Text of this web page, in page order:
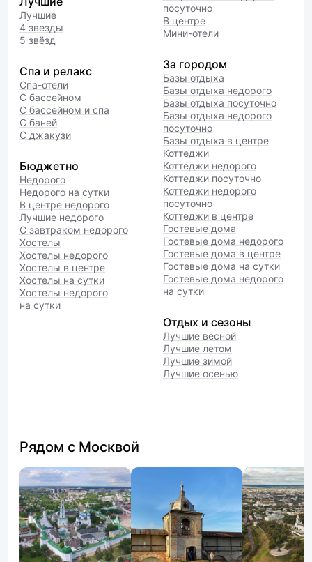
Лучшие
4 звезды
5 звёзд
Спа и релакс
Спа-отели
С бассейном
С бассейном и спа
С баней
С джакузи
Бюджетно
Недорого
Недорого на сутки
В центре недорого
Лучшие недорого
С завтраком недорого
Хостелы
Хостелы недорого
Хостелы в центре
Хостелы на сутки
Хостелы недорого
на сутки
посуточно
В центре
Мини-отели
За городом
Базы отдыха
Базы отдыха недорого
Базы отдыха посуточно
Базы отдыха недорого
посуточно
Базы отдыха в центре
Коттеджи
Коттеджи недорого
Коттеджи посуточно
Коттеджи недорого
посуточно
Коттеджи в центре
Гостевые дома
Гостевые дома недорого
Гостевые дома в центре
Гостевые дома на сутки
Гостевые дома недорого
на сутки
Отдых и сезоны
Лучшие весной
Лучшие летом
Лучшие зимой
Лучшие осенью
Рядом с Москвой